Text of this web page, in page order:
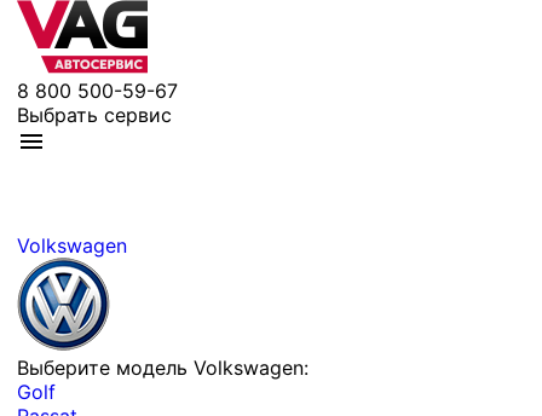
8 800 500-59-67
Выбрать сервис
Volkswagen
Выберите модель Volkswagen:
Golf